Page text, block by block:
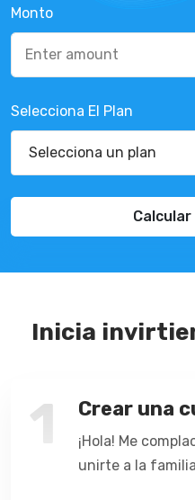
Monto
Selecciona El Plan
Calcular
Inicia
1 Crear una
¡Hola! Me
unirte a la